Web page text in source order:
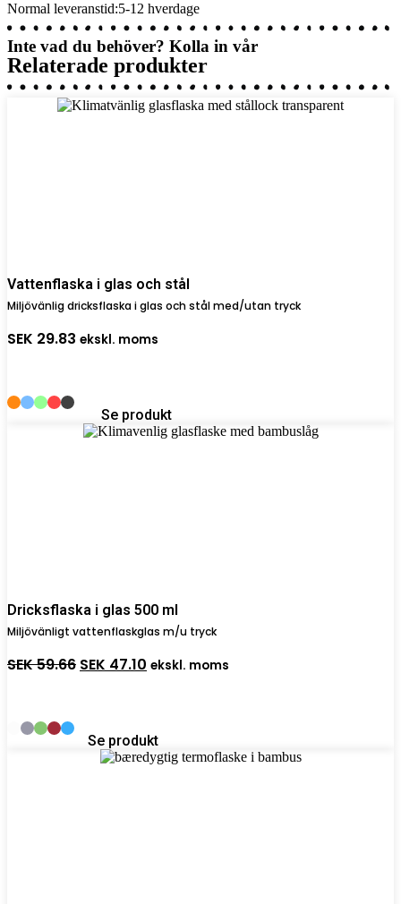
med
bambulock
mängd
Normal leveranstid:5-12 hverdage
Inte vad du behöver? Kolla in vår
Relaterade produkter
Vattenflaska i glas och stål
Miljövänlig dricksflaska i glas och stål med/utan tryck
SEK 29.83 ekskl. moms
Se produkt
Dricksflaska i glas 500 ml
Miljövänligt vattenflaskglas m/u tryck
SEK59.66 Det
ursprungliga
SEK 47.10 Det
nuvarande
ekskl. moms
Se produkt